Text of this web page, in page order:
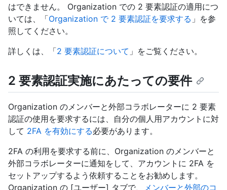
はできません。 Organization での 2 要素認証の適用につ
いては、「Organization で 2 要素認証を要求する 」を参
照してください。
詳しくは、「2 要素認証について 」をご覧ください。
2 要素認証実施にあたっての要件
Organization のメンバーと外部コラボレーターに 2 要素
認証の使用を要求するには、自分の個人用アカウントに対
して 2FA を有効にする必要があります。
2FA の利用を要求する前に、Organization のメンバーと
外部コラボレーターに通知をして、アカウントに 2FA を
セットアップするよう依頼することをお勧めします。
Organization の [ユーザー] タブで、 メンバーと外部のコ